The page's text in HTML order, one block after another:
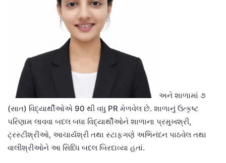
અને શાળામાં ૭
(સાત) વિદ્યાર્થીઓએ 90 થી વધુ PR મેળવેલ છે. શાળાનું ઉત્કૃષ્ટ
પરિણામ લાવવા બદલ બધા વિદ્યાર્થીઓને શાળાના પ્રમુખશ્રી,
ટ્રસ્ટીશ્રીઓ, આચાર્યશ્રી તથા સ્ટાફગણે અભિનંદન પાઠવેલ તથા
વાલીશ્રીઓને આ સિધ્ધિ બદલ બિરદાવ્યા હતાં.